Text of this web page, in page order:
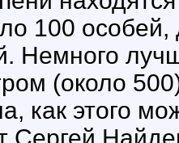
100
Немного
(около
как этого